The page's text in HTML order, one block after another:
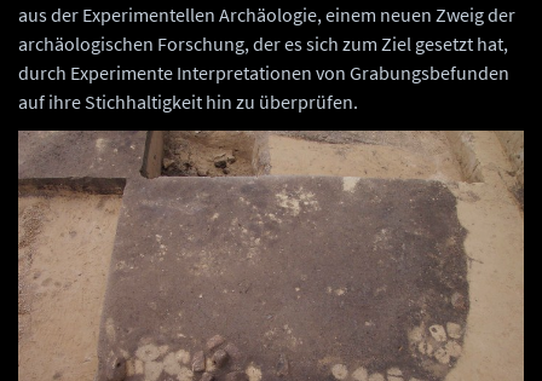
aus der Experimentellen Archäologie, einem neuen Zweig der
archäologischen Forschung, der es sich zum Ziel gesetzt hat,
durch Experimente Interpretationen von Grabungsbefunden
auf ihre Stichhaltigkeit hin zu überprüfen.